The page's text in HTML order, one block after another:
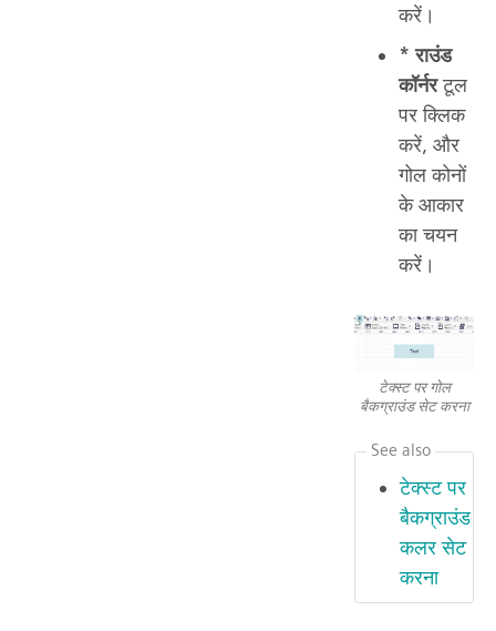
करें।
* राउंड
कॉर्नरटूल
पर क्लिक
करें, और
गोल कोनों
के आकार
का चयन
करें।
टेक्स्ट पर गोल
बैकग्राउंड सेट करना
टेक्स्ट पर
बैकग्राउंड
कलर सेट
करना
See also